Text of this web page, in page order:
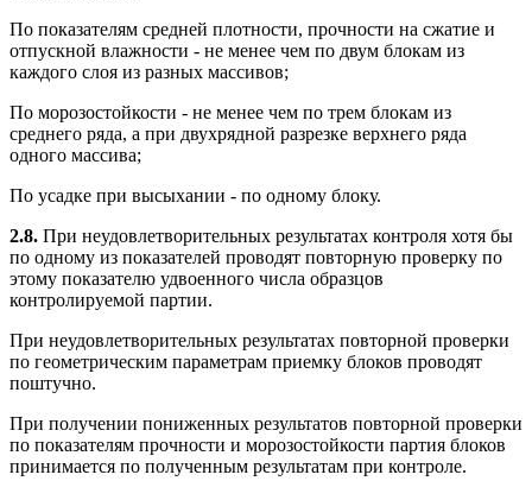
По показателям средней плотности, прочности на сжатие и
отпускной влажности - не менее чем по двум блокам из
каждого слоя из разных массивов;
По морозостойкости - не менее чем по трем блокам из
среднего ряда, а при двухрядной разрезке верхнего ряда
одного массива;
По усадке при высыхании - по одному блоку.
2.8. При неудовлетворительных результатах контроля хотя бы
по одному из показателей проводят повторную проверку по
этому показателю удвоенного числа образцов
контролируемой партии.
При неудовлетворительных результатах повторной проверки
по геометрическим параметрам приемку блоков проводят
поштучно.
При получении пониженных результатов повторной проверки
по показателям прочности и морозостойкости партия блоков
принимается по полученным результатам при контроле.